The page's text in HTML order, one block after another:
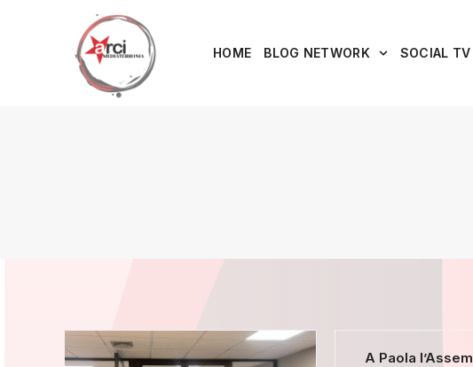
HOME BLOG NETWORK SOCIAL TV
A Paola